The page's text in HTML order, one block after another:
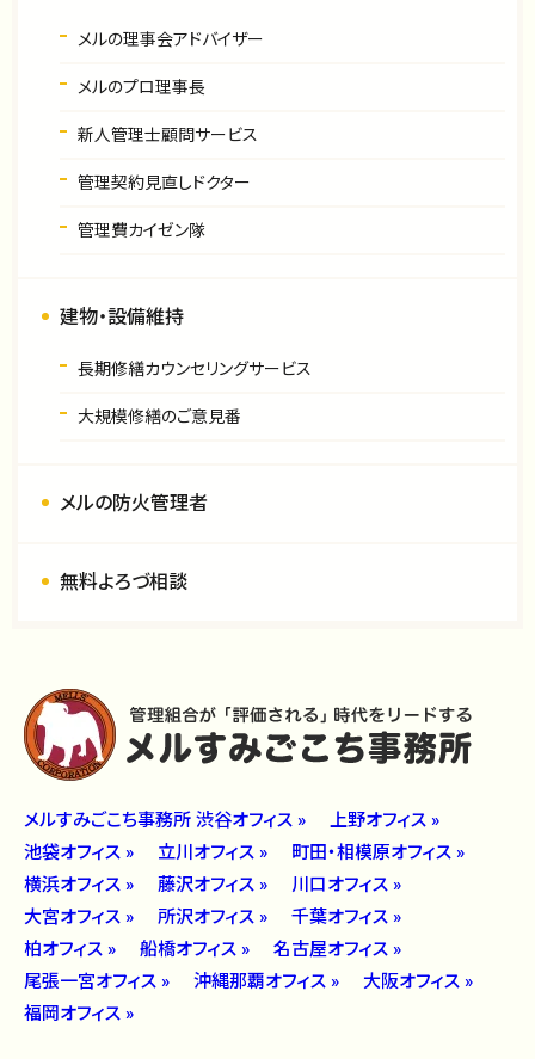
メルの理事会アドバイザー
メルのプロ理事長
新人管理士顧問サービス
管理契約見直しドクター
管理費カイゼン隊
建物・設備維持
長期修繕カウンセリングサービス
大規模修繕のご意見番
メルの防火管理者
無料よろづ相談
メルすみごこち事務所 渋谷オフィス »
上野オフィス »
池袋オフィス »
立川オフィス »
町田・相模原オフィス »
横浜オフィス »
藤沢オフィス »
川口オフィス »
大宮オフィス »
所沢オフィス »
千葉オフィス »
柏オフィス »
船橋オフィス »
名古屋オフィス »
尾張一宮オフィス »
沖縄那覇オフィス »
大阪オフィス »
福岡オフィス »